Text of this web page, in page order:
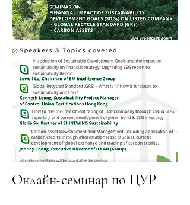
Онлайн-семинар по ЦУР